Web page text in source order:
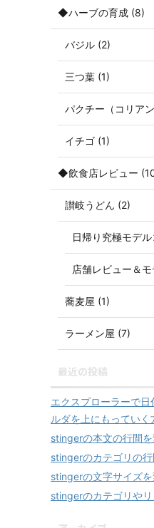
◆ハーブの育成 (8)
バジル (2)
三つ葉 (1)
パクチー（コリア
イチゴ (1)
◆飲食店レビュー
讃岐うどん (2)
日帰り究極モデ
店舗レビュー＆
蕎麦屋 (1)
ラーメン屋 (7)
最近の投稿
エクスプローラーで
ルダを上にもっていく
stingerの本文の行間
stingerのカテゴリの
stingerの文字サイズ
stingerのカテゴリや